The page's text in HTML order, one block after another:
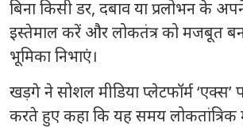
बिना किसी डर, दबाव या प्रलोभन के
इस्तेमाल करें और लोकतंत्र को मजबूत
भूमिका निभाएं।
खड़गे ने सोशल मीडिया प्लेटफॉर्म ‘एक्स’
करते हुए कहा कि यह समय